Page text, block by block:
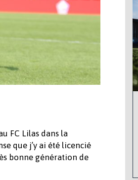
FC Lilas dans la
que j’y ai été licencié
bonne génération de